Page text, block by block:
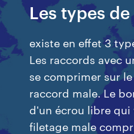
Les types
existe en effet 3
Les raccords avec
se comprimer sur
raccord male. Le
d'un écrou libre qui
filetage male